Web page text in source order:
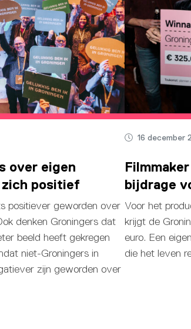
over eigen
positief
positiever geworden over
denken Groningers dat
beeld heeft gekregen
niet-Groningers in
zijn geworden over
16 december
bijdrage
Voor het
krijgt de
euro. Een
die het leven